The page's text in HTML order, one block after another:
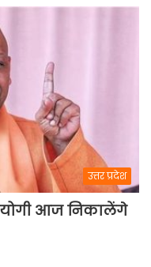
उत्तर प्रदेश
आज निकालेंगे